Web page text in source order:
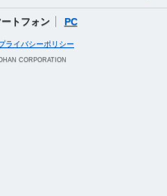
ートフォン PC
ライバシーポリシー
CORPORATION